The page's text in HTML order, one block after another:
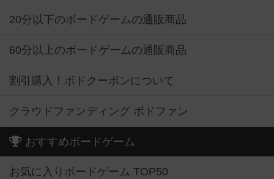
20分以下のボードゲームの通販商品
60分以上のボードゲームの通販商品
割引購入！ボドクーポンについて
クラウドファンディング ボドファン
おすすめボードゲーム
お気に入りボードゲーム TOP50